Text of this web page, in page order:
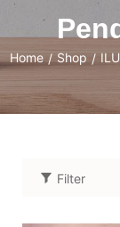
Home / Shop /
Filter